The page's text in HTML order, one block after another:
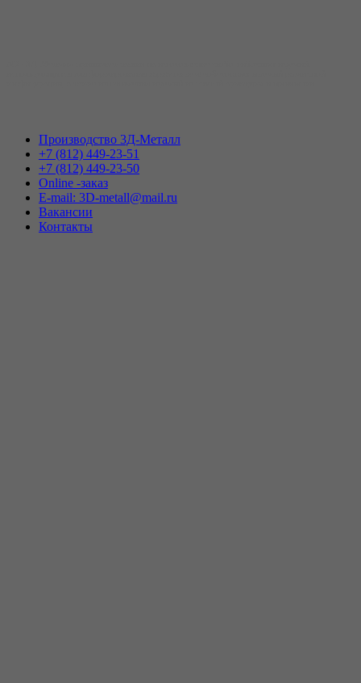
Производство 3Д-Металл
+7 (812) 449-23-51
+7 (812) 449-23-50
Online -заказ
E-mail: 3D-metall@mail.ru
Вакансии
Контакты